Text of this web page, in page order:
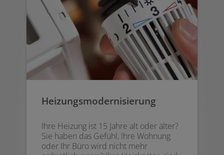
Heizungsmodernisierung
Ihre Heizung ist 15 Jahre alt oder älter?
Sie haben das Gefühl, Ihre Wohnung
oder Ihr Büro wird nicht mehr